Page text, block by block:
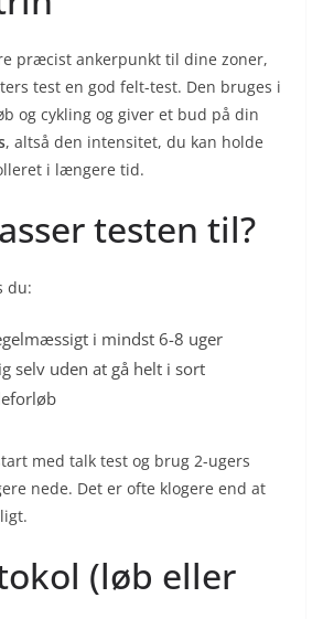
præcist ankerpunkt til dine zoner,
test en god felt-test. Den bruges i
og cykling og giver et bud på din
, altså den intensitet, du kan holde
i længere tid.
testen til?
du:
i mindst 6-8 uger
selv uden at gå helt i sort
med talk test og brug 2-ugers
nede. Det er ofte klogere end at
(løb eller